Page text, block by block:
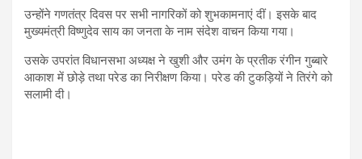
उन्होंने गणतंत्र दिवस पर सभी नागरिकों को शुभकामनाएं दीं। इसके बाद
मुख्यमंत्री विष्णुदेव साय का जनता के नाम संदेश वाचन किया गया।
उसके उपरांत विधानसभा अध्यक्ष ने खुशी और उमंग के प्रतीक रंगीन गुब्बारे
आकाश में छोड़े तथा परेड का निरीक्षण किया। परेड की टुकड़ियों ने तिरंगे को
सलामी दी।